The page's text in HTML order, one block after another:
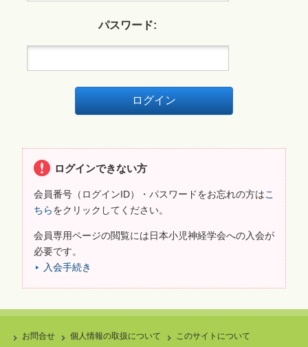
パスワード:
ログインできない方
会員番号（ログインID）・パスワードをお忘れの方はこ
ちらをクリックしてください。
会員専用ページの閲覧には日本小児神経学会への入会が
必要です。
入会手続き
お問合せ 個人情報の取扱について このサイトについて